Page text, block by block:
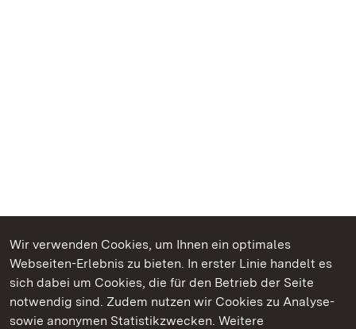
Wir verwenden Cookies, um Ihnen ein optimales
Webseiten-Erlebnis zu bieten. In erster Linie handelt es
sich dabei um Cookies, die für den Betrieb der Seite
notwendig sind. Zudem nutzen wir Cookies zu Analyse-
sowie anonymen Statistikzwecken. Weitere
Kommen. Staunen. Genießen.